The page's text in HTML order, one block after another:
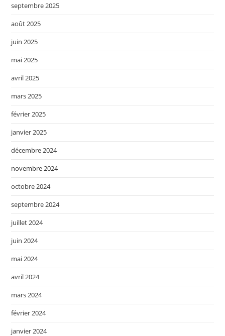
septembre 2025
août 2025
juin 2025
mai 2025
avril 2025
mars 2025
février 2025
janvier 2025
décembre 2024
novembre 2024
octobre 2024
septembre 2024
juillet 2024
juin 2024
mai 2024
avril 2024
mars 2024
février 2024
janvier 2024